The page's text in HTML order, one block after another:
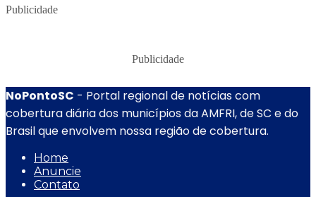
Publicidade
Publicidade
NoPontoSC - Portal regional de notícias com
cobertura diária dos municípios da AMFRI, de SC e do
Brasil que envolvem nossa região de cobertura.
Home
Anuncie
Contato